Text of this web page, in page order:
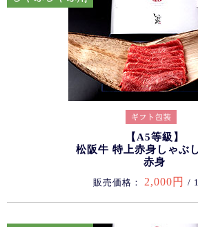
【A5等級】
松阪牛 特上赤身しゃぶ
赤身
販売価格： 2,000円 /